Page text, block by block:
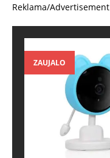
Reklama/Advertisement
ZAUJALO